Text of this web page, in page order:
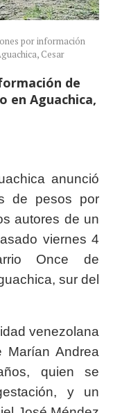
por información
Cesar
de
en Aguachica,
anunció
de pesos por
autores de un
viernes 4
Once de
sur del
venezolana
Marían Andrea
quien se
y un